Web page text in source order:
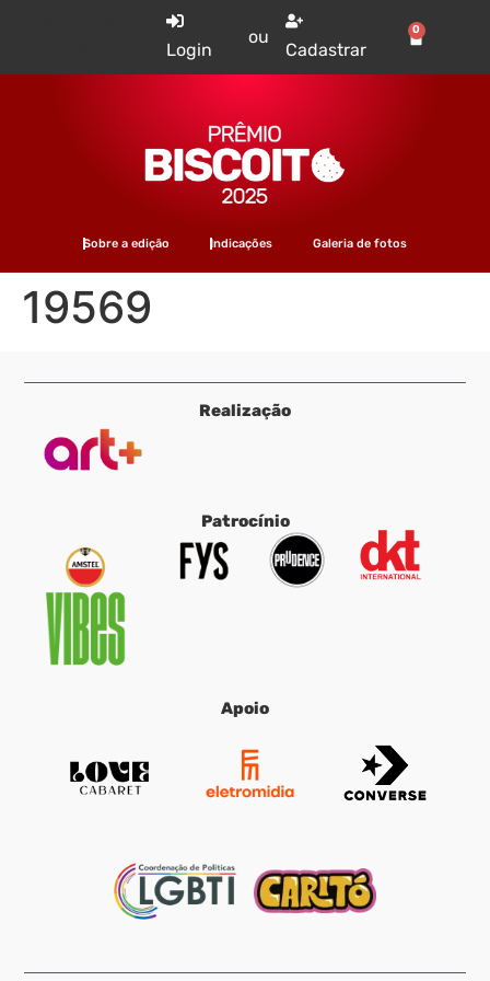
Login
ou
Cadastrar
0
Sobre a edição Indicações Galeria de fotos
19569
Realização
Patrocínio
Apoio